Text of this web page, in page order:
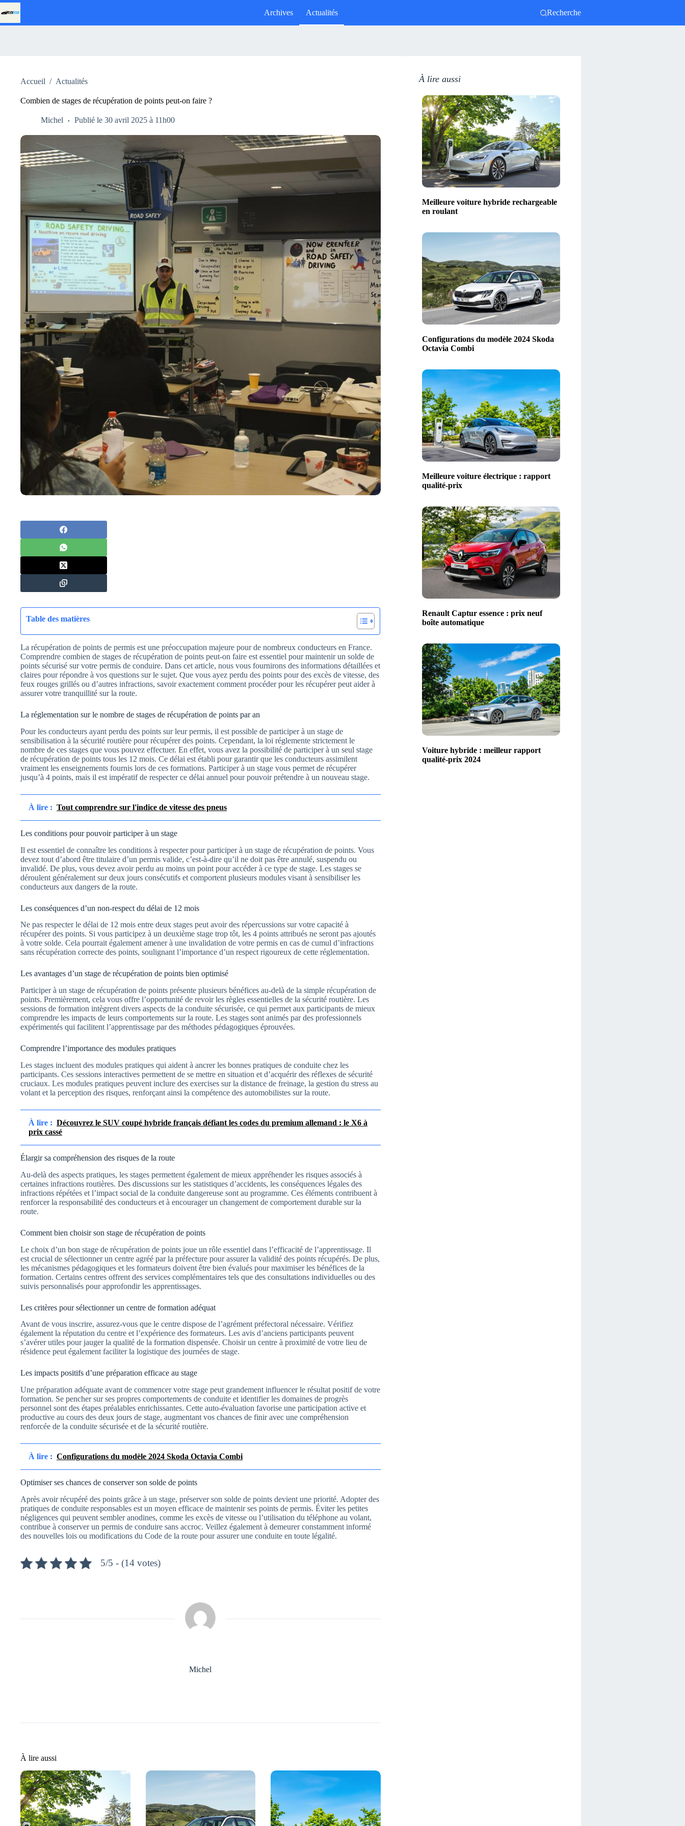
Passer
au
contenu
Archives Actualités Recherche
Accueil / Actualités
Combien de stages de récupération de points peut-on faire ?
Michel Publié le 30 avril 2025 à 11h00
Table des matières
La récupération de points de permis est une préoccupation majeure pour de nombreux conducteurs en France.
Comprendre combien de stages de récupération de points peut-on faire est essentiel pour maintenir un solde de
points sécurisé sur votre permis de conduire. Dans cet article, nous vous fournirons des informations détaillées et
claires pour répondre à vos questions sur le sujet. Que vous ayez perdu des points pour des excès de vitesse, des
feux rouges grillés ou d’autres infractions, savoir exactement comment procéder pour les récupérer peut aider à
assurer votre tranquillité sur la route.
La réglementation sur le nombre de stages de récupération de points par an
Pour les conducteurs ayant perdu des points sur leur permis, il est possible de participer à un stage de
sensibilisation à la sécurité routière pour récupérer des points. Cependant, la loi réglemente strictement le
nombre de ces stages que vous pouvez effectuer. En effet, vous avez la possibilité de participer à un seul stage
de récupération de points tous les 12 mois. Ce délai est établi pour garantir que les conducteurs assimilent
vraiment les enseignements fournis lors de ces formations. Participer à un stage vous permet de récupérer
jusqu’à 4 points, mais il est impératif de respecter ce délai annuel pour pouvoir prétendre à un nouveau stage.
À lire : Tout comprendre sur l'indice de vitesse des pneus
Les conditions pour pouvoir participer à un stage
Il est essentiel de connaître les conditions à respecter pour participer à un stage de récupération de points. Vous
devez tout d’abord être titulaire d’un permis valide, c’est-à-dire qu’il ne doit pas être annulé, suspendu ou
invalidé. De plus, vous devez avoir perdu au moins un point pour accéder à ce type de stage. Les stages se
déroulent généralement sur deux jours consécutifs et comportent plusieurs modules visant à sensibiliser les
conducteurs aux dangers de la route.
Les conséquences d’un non-respect du délai de 12 mois
Ne pas respecter le délai de 12 mois entre deux stages peut avoir des répercussions sur votre capacité à
récupérer des points. Si vous participez à un deuxième stage trop tôt, les 4 points attribués ne seront pas ajoutés
à votre solde. Cela pourrait également amener à une invalidation de votre permis en cas de cumul d’infractions
sans récupération correcte des points, soulignant l’importance d’un respect rigoureux de cette réglementation.
Les avantages d’un stage de récupération de points bien optimisé
Participer à un stage de récupération de points présente plusieurs bénéfices au-delà de la simple récupération de
points. Premièrement, cela vous offre l’opportunité de revoir les règles essentielles de la sécurité routière. Les
sessions de formation intègrent divers aspects de la conduite sécurisée, ce qui permet aux participants de mieux
comprendre les impacts de leurs comportements sur la route. Les stages sont animés par des professionnels
expérimentés qui facilitent l’apprentissage par des méthodes pédagogiques éprouvées.
Comprendre l’importance des modules pratiques
Les stages incluent des modules pratiques qui aident à ancrer les bonnes pratiques de conduite chez les
participants. Ces sessions interactives permettent de se mettre en situation et d’acquérir des réflexes de sécurité
cruciaux. Les modules pratiques peuvent inclure des exercises sur la distance de freinage, la gestion du stress au
volant et la perception des risques, renforçant ainsi la compétence des automobilistes sur la route.
À lire : Découvrez le SUV coupé hybride français défiant les codes du premium allemand : le X6 à
prix cassé
Élargir sa compréhension des risques de la route
Au-delà des aspects pratiques, les stages permettent également de mieux appréhender les risques associés à
certaines infractions routières. Des discussions sur les statistiques d’accidents, les conséquences légales des
infractions répétées et l’impact social de la conduite dangereuse sont au programme. Ces éléments contribuent à
renforcer la responsabilité des conducteurs et à encourager un changement de comportement durable sur la
route.
Comment bien choisir son stage de récupération de points
Le choix d’un bon stage de récupération de points joue un rôle essentiel dans l’efficacité de l’apprentissage. Il
est crucial de sélectionner un centre agréé par la préfecture pour assurer la validité des points récupérés. De plus,
les mécanismes pédagogiques et les formateurs doivent être bien évalués pour maximiser les bénéfices de la
formation. Certains centres offrent des services complémentaires tels que des consultations individuelles ou des
suivis personnalisés pour approfondir les apprentissages.
Les critères pour sélectionner un centre de formation adéquat
Avant de vous inscrire, assurez-vous que le centre dispose de l’agrément préfectoral nécessaire. Vérifiez
également la réputation du centre et l’expérience des formateurs. Les avis d’anciens participants peuvent
s’avérer utiles pour jauger la qualité de la formation dispensée. Choisir un centre à proximité de votre lieu de
résidence peut également faciliter la logistique des journées de stage.
Les impacts positifs d’une préparation efficace au stage
Une préparation adéquate avant de commencer votre stage peut grandement influencer le résultat positif de votre
formation. Se pencher sur ses propres comportements de conduite et identifier les domaines de progrès
personnel sont des étapes préalables enrichissantes. Cette auto-évaluation favorise une participation active et
productive au cours des deux jours de stage, augmentant vos chances de finir avec une compréhension
renforcée de la conduite sécurisée et de la sécurité routière.
À lire : Configurations du modèle 2024 Skoda Octavia Combi
Optimiser ses chances de conserver son solde de points
Après avoir récupéré des points grâce à un stage, préserver son solde de points devient une priorité. Adopter des
pratiques de conduite responsables est un moyen efficace de maintenir ses points de permis. Éviter les petites
négligences qui peuvent sembler anodines, comme les excès de vitesse ou l’utilisation du téléphone au volant,
contribue à conserver un permis de conduire sans accroc. Veillez également à demeurer constamment informé
des nouvelles lois ou modifications du Code de la route pour assurer une conduite en toute légalité.
5/5 - (14 votes)
Michel
À lire aussi
À lire aussi
Meilleure voiture hybride rechargeable
en roulant
Configurations du modèle 2024 Skoda
Octavia Combi
Meilleure voiture électrique : rapport
qualité-prix
Renault Captur essence : prix neuf
boîte automatique
Voiture hybride : meilleur rapport
qualité-prix 2024